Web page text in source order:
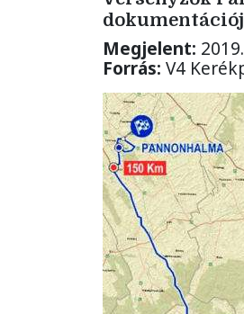
Megjelent:
Forrás: V4